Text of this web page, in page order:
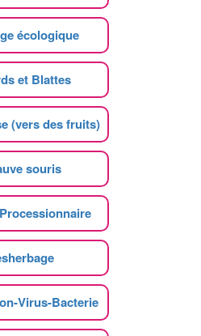
écologique
et Blattes
(vers des fruits)
souris
Virus-Bacterie